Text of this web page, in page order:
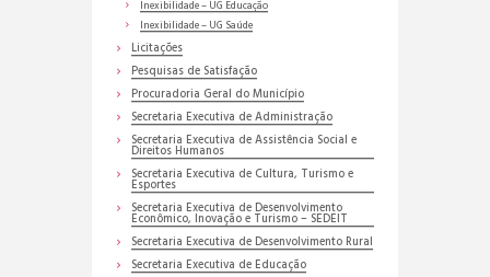
Inexibilidade – UG Educação
Inexibilidade – UG Saúde
Licitações
Pesquisas de Satisfação
Procuradoria Geral do Município
Secretaria Executiva de Administração
Secretaria Executiva de Assistência Social e
Direitos Humanos
Secretaria Executiva de Cultura, Turismo e
Esportes
Secretaria Executiva de Desenvolvimento
Econômico, Inovação e Turismo – SEDEIT
Secretaria Executiva de Desenvolvimento Rural
Secretaria Executiva de Educação